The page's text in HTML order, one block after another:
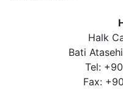
Halk
Bati
Tel:
Fax: